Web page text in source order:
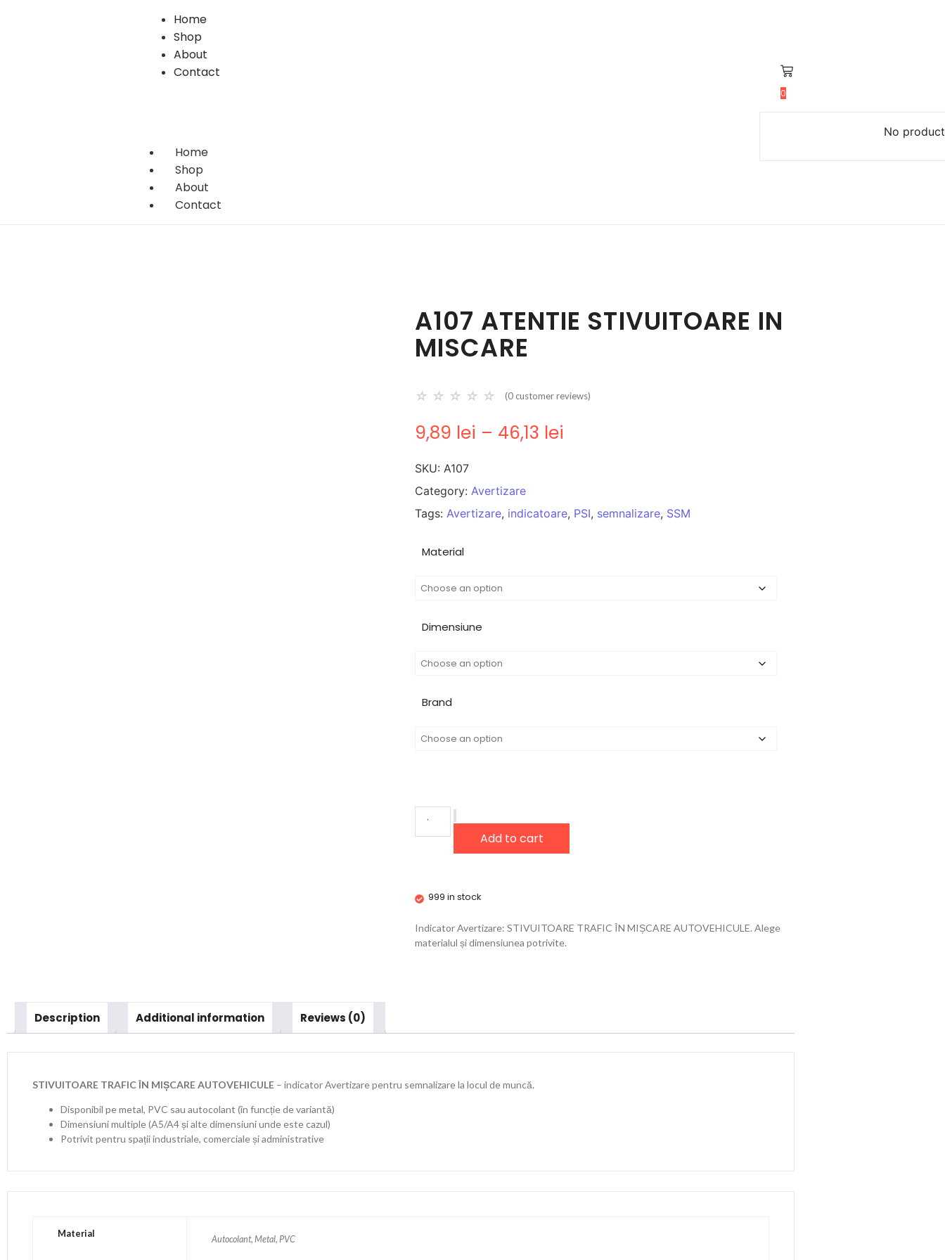
Home
Shop
About
Contact
Home
Shop
About
Contact
0
No
A107 ATENTIE STIVUITOARE IN
MISCARE
☆ ☆ ☆ ☆ ☆ (0 customer reviews)
9,89 lei – 46,13 lei
SKU: A107
Category: Avertizare
Tags: Avertizare, indicatoare, PSI, semnalizare, SSM
Material
Dimensiune
Brand
Add to cart
999 in stock
Indicator Avertizare: STIVUITOARE TRAFIC ÎN MIȘCARE AUTOVEHICULE. Alege
materialul și dimensiunea potrivite.
Description Additional information Reviews (0)
STIVUITOARE TRAFIC ÎN MIȘCARE AUTOVEHICULE – indicator Avertizare pentru semnalizare la locul de muncă.
Disponibil pe metal, PVC sau autocolant (în funcție de variantă)
Dimensiuni multiple (A5/A4 și alte dimensiuni unde este cazul)
Potrivit pentru spații industriale, comerciale și administrative
Material
Autocolant, Metal, PVC